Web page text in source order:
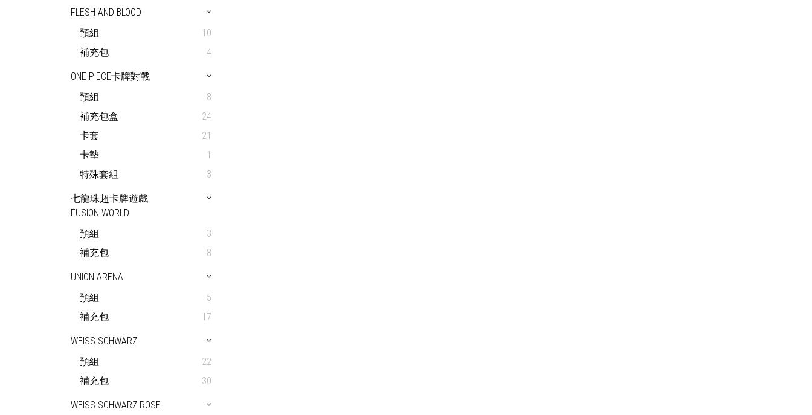
FLESH AND BLOOD
預組
10
補充包
4
ONE PIECE卡牌對戰
預組
8
補充包盒
24
卡套
21
卡墊
1
特殊套組
3
七龍珠超卡牌遊戲
FUSION WORLD
預組
3
補充包
8
UNION ARENA
預組
5
補充包
17
WEISS SCHWARZ
預組
22
補充包
30
WEISS SCHWARZ ROSE